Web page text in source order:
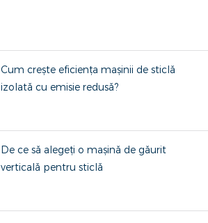
Cum crește eficiența mașinii de sticlă
izolată cu emisie redusă?
De ce să alegeți o mașină de găurit
verticală pentru sticlă